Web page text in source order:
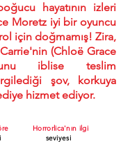
hayatının izleri
Moretz iyi bir oyuncu
için doğmamış! Zira,
(Chloë Grace
iblise teslim
şov, korkuya
hizmet ediyor.
Horrorlica'nın ilgi
seviyesi